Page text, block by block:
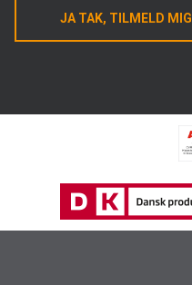
JA TAK, TILMELD MIG